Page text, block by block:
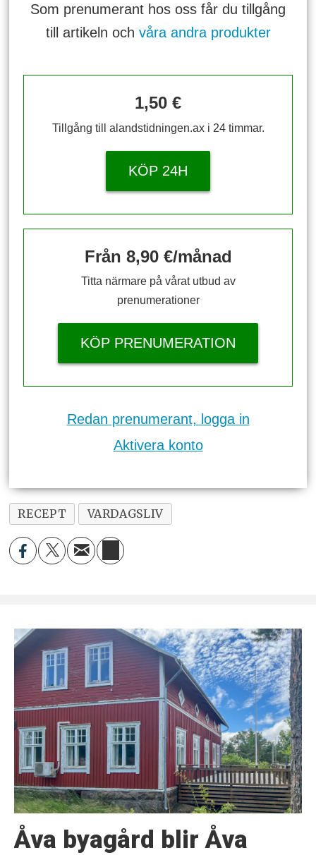
Som prenumerant hos oss får du tillgång
till artikeln och våra andra produkter
1,50 €
Tillgång till alandstidningen.ax i 24 timmar.
KÖP 24H
Från 8,90 €/månad
Titta närmare på vårat utbud av
prenumerationer
KÖP PRENUMERATION
Redan prenumerant, logga in
Aktivera konto
RECEPT VARDAGSLIV
Åva byagård blir Åva